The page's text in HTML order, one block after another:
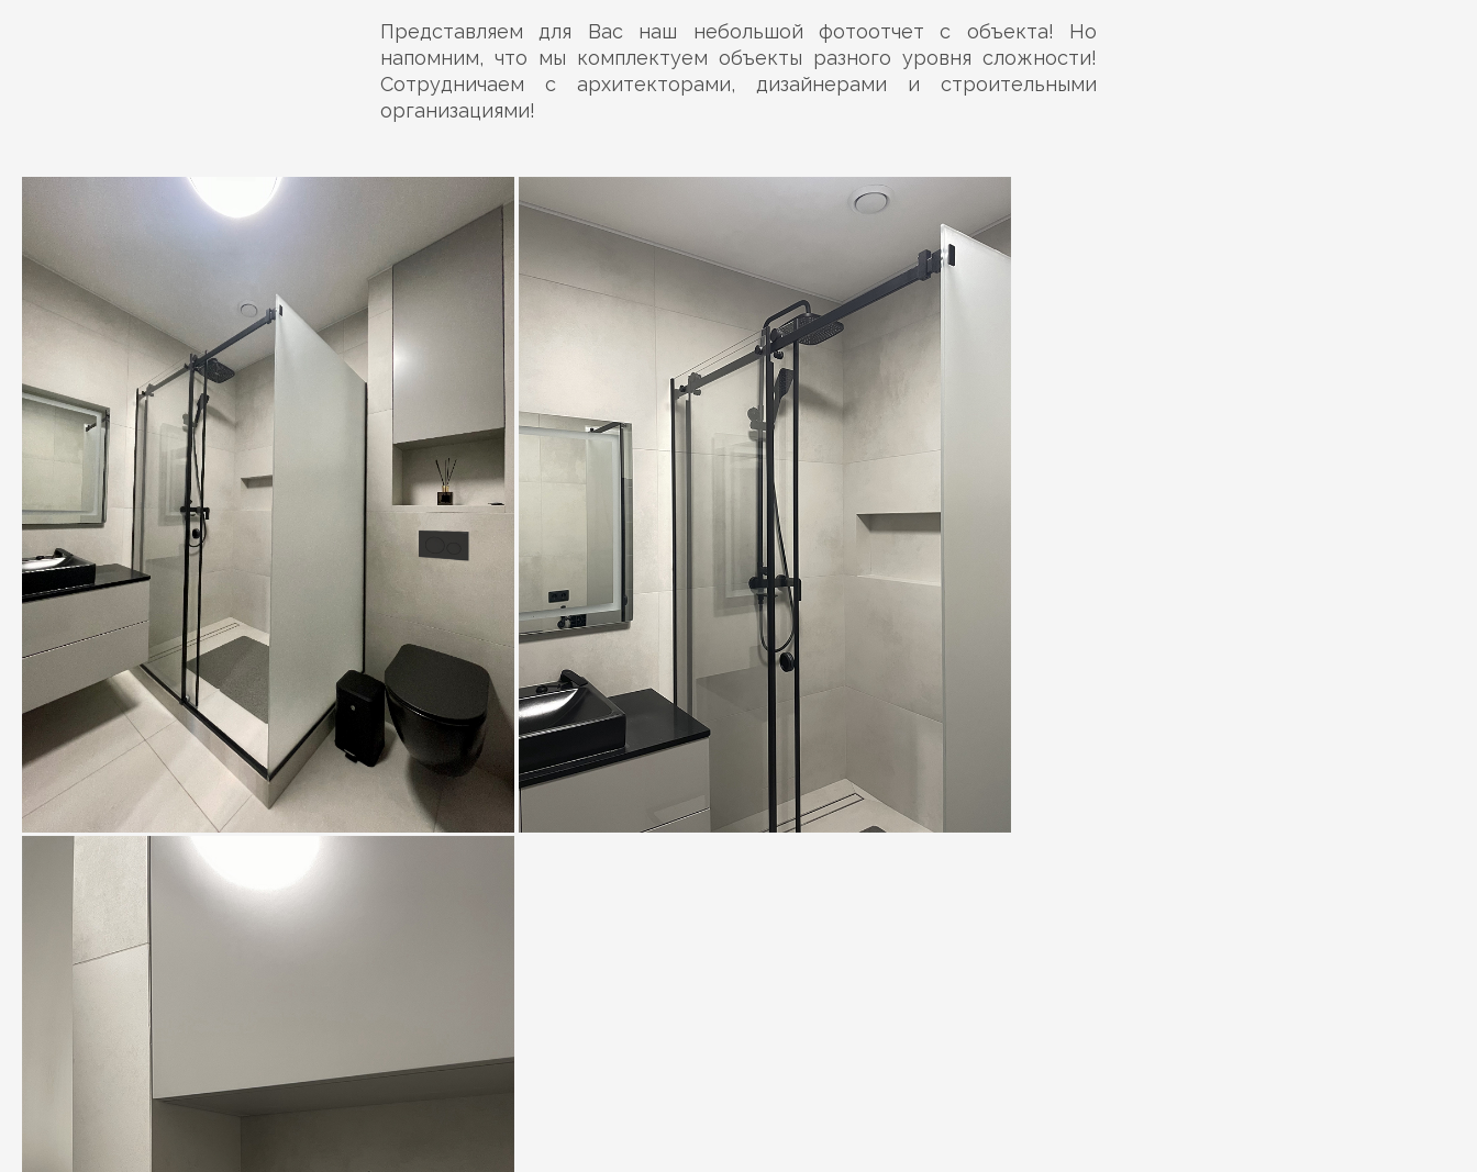
Представляем для Вас наш небольшой фотоотчет с объекта! Но
напомним, что мы комплектуем объекты разного уровня сложности!
Сотрудничаем с архитекторами, дизайнерами и строительными
организациями!